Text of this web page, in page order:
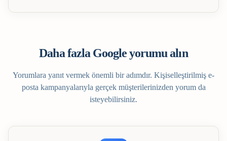
Daha fazla Google yorumu alın
Yorumlara yanıt vermek önemli bir adımdır. Kişiselleştirilmiş e-
posta kampanyalarıyla gerçek müşterilerinizden yorum da
isteyebilirsiniz.